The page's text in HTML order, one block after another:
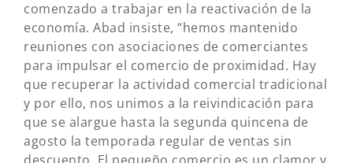
comenzado a trabajar en la reactivación de la
economía. Abad insiste, “hemos mantenido
reuniones con asociaciones de comerciantes
para impulsar el comercio de proximidad. Hay
que recuperar la actividad comercial tradicional
y por ello, nos unimos a la reivindicación para
que se alargue hasta la segunda quincena de
agosto la temporada regular de ventas sin